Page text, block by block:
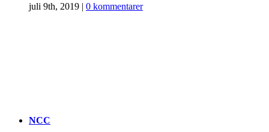
juli 9th, 2019 | 0 kommentarer
NCC